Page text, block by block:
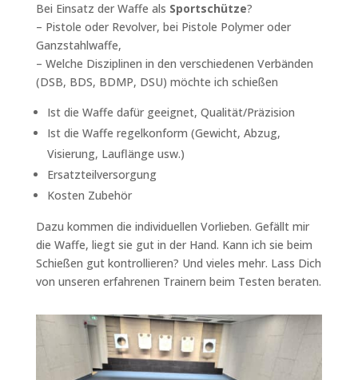
Bei Einsatz der Waffe als Sportschütze?
– Pistole oder Revolver, bei Pistole Polymer oder
Ganzstahlwaffe,
– Welche Disziplinen in den verschiedenen Verbänden
(DSB, BDS, BDMP, DSU) möchte ich schießen
Ist die Waffe dafür geeignet, Qualität/Präzision
Ist die Waffe regelkonform (Gewicht, Abzug,
Visierung, Lauflänge usw.)
Ersatzteilversorgung
Kosten Zubehör
Dazu kommen die individuellen Vorlieben. Gefällt mir
die Waffe, liegt sie gut in der Hand. Kann ich sie beim
Schießen gut kontrollieren? Und vieles mehr. Lass Dich
von unseren erfahrenen Trainern beim Testen beraten.